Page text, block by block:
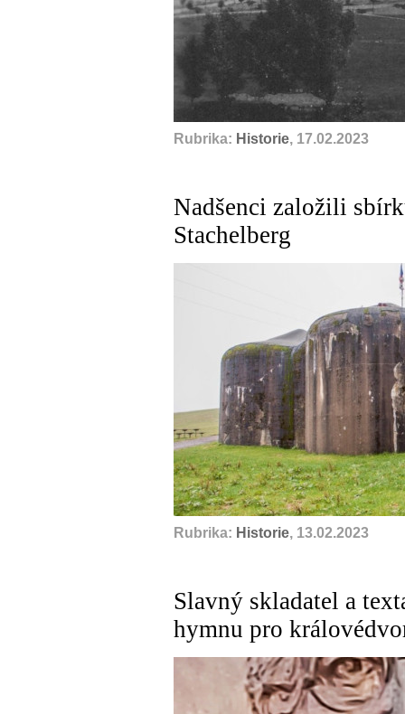
Rubrika: Historie, 17.02.2023
Nadšenci založili
Stachelberg
Rubrika: Historie, 13.02.2023
Slavný skladatel a
hymnu pro